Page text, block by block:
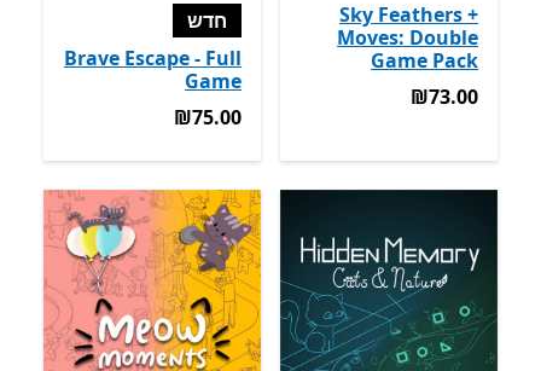
Sky Feathers +
Moves: Double
Game Pack
‪₪73.00‬
‪₪73.00‬
חדש
Brave Escape - Full
Game
‪₪75.00‬
‪₪75.00‬